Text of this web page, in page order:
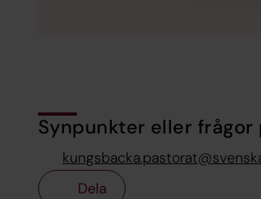
Synpunkter eller frågor
Dela